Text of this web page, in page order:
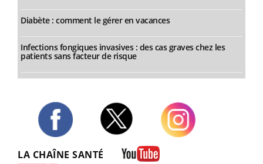
Diabète : comment le gérer en vacances
Infections fongiques invasives : des cas graves chez les
patients sans facteur de risque
LA CHAÎNE SANTÉ